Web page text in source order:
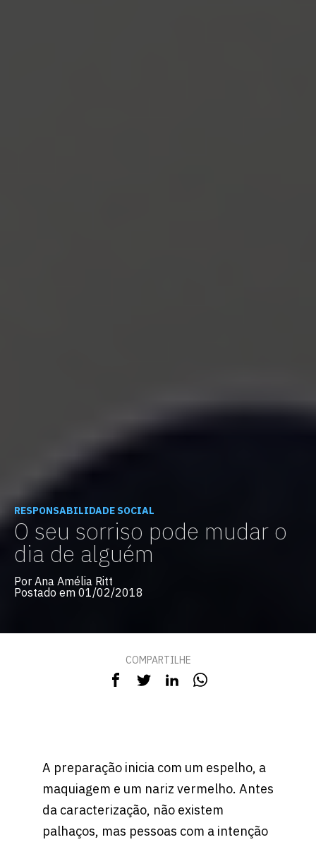
RESPONSABILIDADE SOCIAL
O seu sorriso pode mudar o
dia de alguém
Por Ana Amélia Ritt
Postado em 01/02/2018
COMPARTILHE
A preparação inicia com um espelho, a
maquiagem e um nariz vermelho. Antes
da caracterização, não existem
palhaços, mas pessoas com a intenção